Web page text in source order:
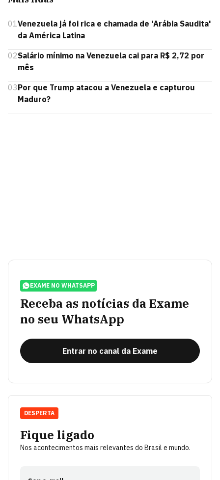
01Venezuela já foi rica e chamada de 'Arábia Saudita'
da América Latina
02Salário mínimo na Venezuela cai para R$ 2,72 por
mês
03Por que Trump atacou a Venezuela e capturou
Maduro?
EXAME NO WHATSAPP
Receba as notícias da Exame
no seu WhatsApp
Entrar no canal da Exame
Fique ligado
Nos acontecimentos mais relevantes do Brasil e mundo.
DESPERTA